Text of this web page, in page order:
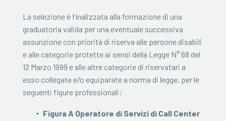
La selezione è finalizzata alla formazione di una
graduatoria valida per una eventuale successiva
assunzione con priorità di riserva alle persone disabili
e alle categorie protette ai sensi della Legge N° 68 del
12 Marzo 1999 e alle altre categorie di riservatari a
esso collegate e/o equiparate a norma di legge, per le
seguenti figure professionali:
Figura A Operatore di Servizi di Call Center